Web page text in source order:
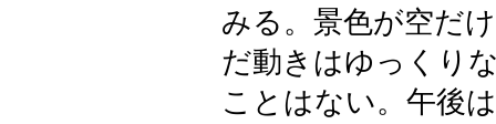
みる。景色が空だ
だ動きはゆっくり
ことはない。午後